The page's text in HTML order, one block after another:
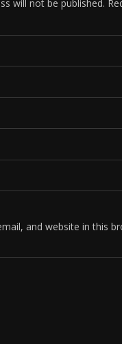
will not be published.
and website in this